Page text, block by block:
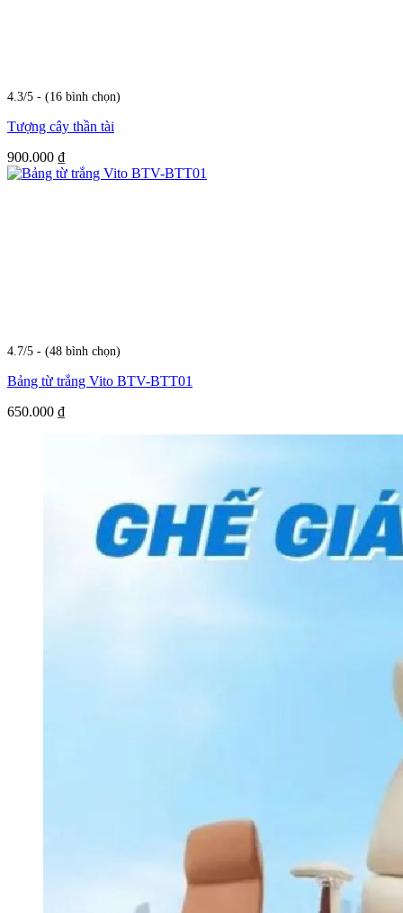
4.3/5 - (16 bình chọn)
Tượng cây thần tài
900.000 ₫
4.7/5 - (48 bình chọn)
Bảng từ trắng Vito BTV-BTT01
650.000 ₫